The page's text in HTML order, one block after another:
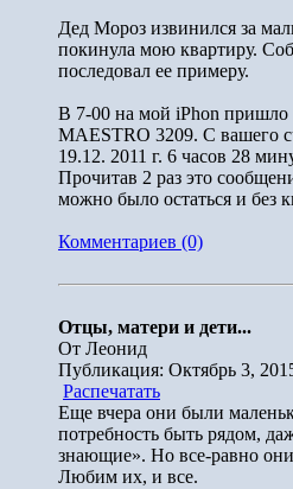
Дед Мороз извинился за
покинула мою квартиру.
последовал ее примеру.
В 7-00 на мой iPhon пришло
MAESTRO 3209. С вашего
19.12. 2011 г. 6 часов 28
Прочитав 2 раз это
можно было остаться и без
Комментариев (0)
Отцы, матери и дети...
От Леонид
Публикация: Октябрь 3,
Распечатать
Еще вчера они были
потребность быть рядом,
знающие». Но все-равно
Любим их, и все.